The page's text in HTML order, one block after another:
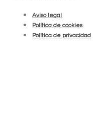
Aviso legal
Política de cookies
Política de privacidad